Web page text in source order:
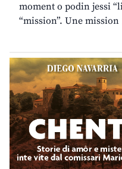
moment o podin jessi
“mission”. Une